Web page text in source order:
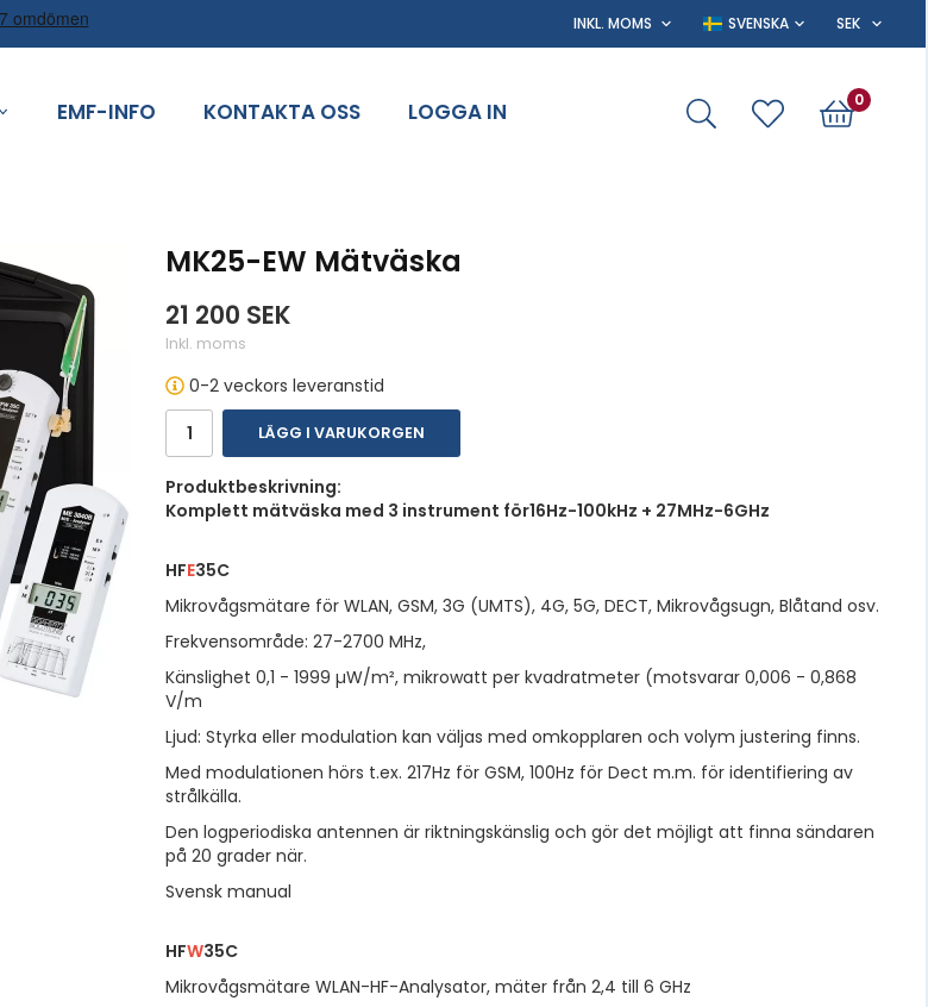
EMF-INFO KONTAKTA OSS LOGGA IN 0
MK25-EW Mätväska
21 200 SEK
Inkl. moms
0-2 veckors leveranstid
LÄGG I VARUKORGEN
Produktbeskrivning:
Komplett mätväska med 3 instrument för16Hz-100kHz + 27MHz-6GHz
HFE35C
Mikrovågsmätare för WLAN, GSM, 3G (UMTS), 4G, 5G, DECT, Mikrovågsugn, Blåtand osv.
Frekvensområde: 27-2700 MHz,
Känslighet 0,1 - 1999 µW/m², mikrowatt per kvadratmeter (motsvarar 0,006 - 0,868
V/m
Ljud: Styrka eller modulation kan väljas med omkopplaren och volym justering finns.
Med modulationen hörs t.ex. 217Hz för GSM, 100Hz för Dect m.m. för identifiering av
strålkälla.
Den logperiodiska antennen är riktningskänslig och gör det möjligt att finna sändaren
på 20 grader när.
Svensk manual
HFW35C
Mikrovågsmätare WLAN-HF-Analysator, mäter från 2,4 till 6 GHz